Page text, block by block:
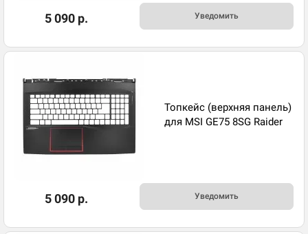
5 090 р. Уведомить
Топкейс (верхняя панель)
для MSI GE75 8SG Raider
5 090 р. Уведомить